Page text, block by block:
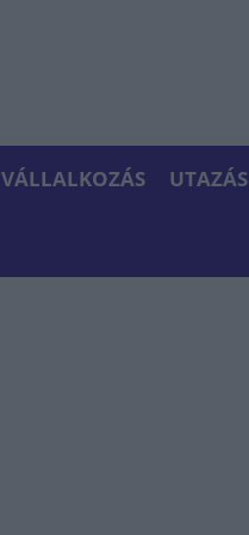
VÁLLALKOZÁS UTAZÁS